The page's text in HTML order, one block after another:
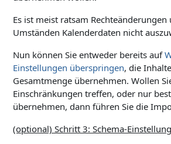
Es ist meist ratsam
Umständen Kalenderdaten nicht
Nun können Sie entweder bereits auf
Einstellungen überspringen, die
Gesamtmenge übernehmen. Wollen
Einschränkungen treffen, oder nur
übernehmen, dann führen Sie die
(optional) Schritt 3: Schema-